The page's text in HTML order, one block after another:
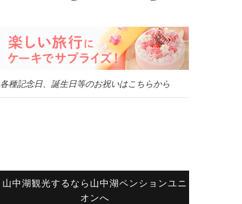
各種記念日、誕生日等のお祝いはこちらから
山中湖観光するなら山中湖ペンションユニ
オンへ